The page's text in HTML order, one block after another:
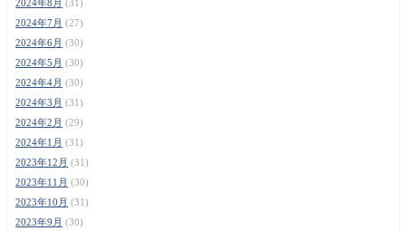
2024年8月 (31)
2024年7月 (27)
2024年6月 (30)
2024年5月 (30)
2024年4月 (30)
2024年3月 (31)
2024年2月 (29)
2024年1月 (31)
2023年12月 (31)
2023年11月 (30)
2023年10月 (31)
2023年9月 (30)